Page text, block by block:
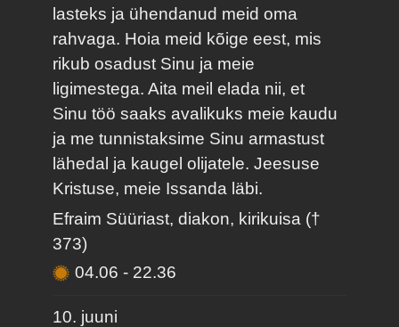
lasteks ja ühendanud meid oma
rahvaga. Hoia meid kõige eest, mis
rikub osadust Sinu ja meie
ligimestega. Aita meil elada nii, et
Sinu töö saaks avalikuks meie kaudu
ja me tunnistaksime Sinu armastust
lähedal ja kaugel olijatele. Jeesuse
Kristuse, meie Issanda läbi.
Efraim Süüriast, diakon, kirikuisa (†
373)
04.06- 22.36
10. juuni